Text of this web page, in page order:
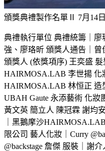
頒獎典禮製作名單Ⅱ 7月14日
典禮執行單位 典禮統籌｜
強、廖珞昕 頒獎人通告｜
頒獎人 (依獎項序) 王奕盛
HAIRMOSA.LAB 李世揚 化
HAIRMOSA.LAB 林恒正 造
UBAH Gaute 永添藝術 化
黃文英 簡立人 陳冠霖 謝均
｜黑鵝摩沙
限公司 藝人化妝｜Curry
@backstage 詹傑 服裝｜謝